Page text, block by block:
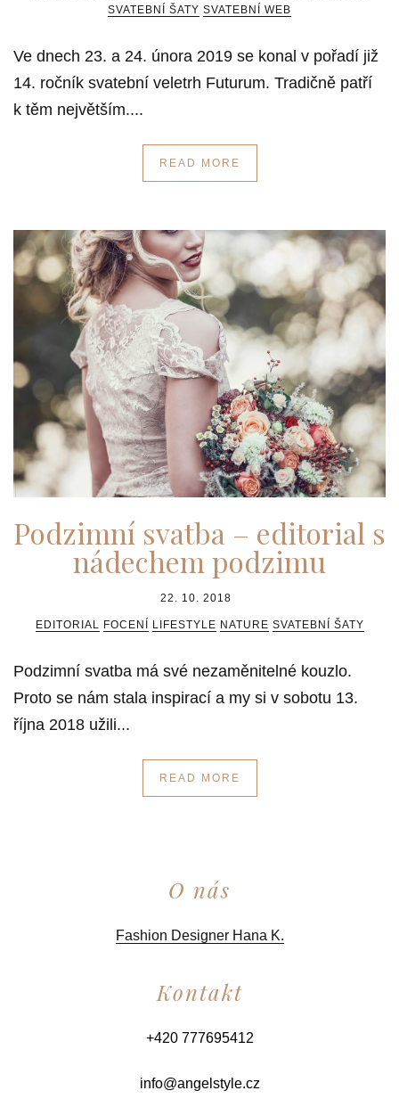
SVATEBNÍ ŠATY SVATEBNÍ WEB
Ve dnech 23. a 24. února 2019 se konal v pořadí již
14. ročník svatební veletrh Futurum. Tradičně patří
k těm největším....
READ MORE
Podzimní svatba – editorial s
nádechem podzimu
22. 10. 2018
EDITORIAL FOCENÍ LIFESTYLE NATURE SVATEBNÍ ŠATY
Podzimní svatba má své nezaměnitelné kouzlo.
Proto se nám stala inspirací a my si v sobotu 13.
října 2018 užili...
READ MORE
O nás
Fashion Designer Hana K.
Kontakt
+420 777695412
info@angelstyle.cz